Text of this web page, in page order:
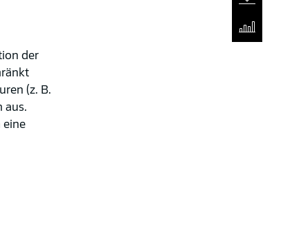
der
(z. B.
aus.
eine
Kennzahlen